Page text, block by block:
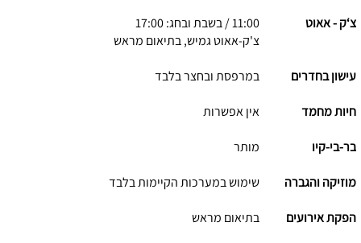
צ‘ק - אאוט
11:00 / בשבת ובחג: 17:00
צ'ק-אאוט גמיש, בתיאום מראש
עישון בחדרים במרפסת ובחצר בלבד
חיות מחמד אין אפשרות
בר-בי-קיו מותר
מוזיקה והגברה שימוש במערכות הקיימות בלבד
הפקת אירועים בתיאום מראש